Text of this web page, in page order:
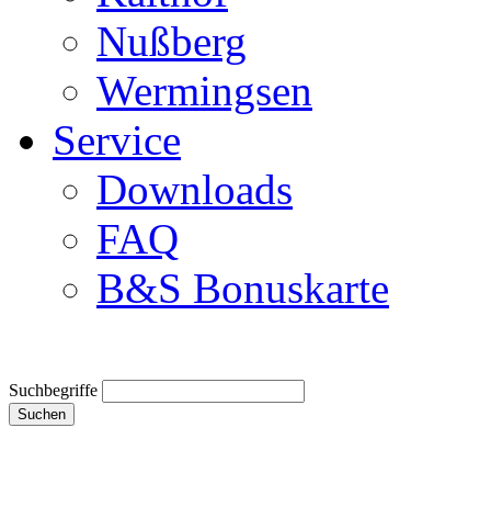
Nußberg
Wermingsen
Service
Downloads
FAQ
B&S Bonuskarte
Suchbegriffe
Suchen